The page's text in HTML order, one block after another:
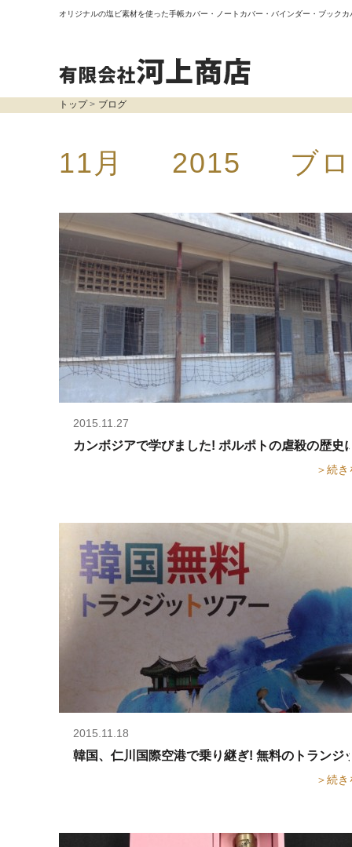
オリジナルの塩ビ素材を使った手帳カバー・ノートカバー・バインダー・ブック
トップ ブログ
11月 2015 ブロ
2015.11.27
カンボジアで学びました! ポルポトの虐殺の歴史
＞続
2015.11.18
韓国、仁川国際空港で乗り継ぎ! 無料のトランジ
＞続